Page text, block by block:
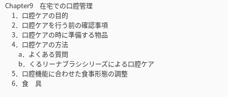
Chapter9 在宅での口腔管理
1．口腔ケアの目的
2．口腔ケアを行う前の確認事項
3．口腔ケアの時に準備する物品
4．口腔ケアの方法
a．よくある質問
b．くるリーナブラシシリーズによる口腔ケア
5．口腔機能に合わせた食事形態の調整
6．食 具